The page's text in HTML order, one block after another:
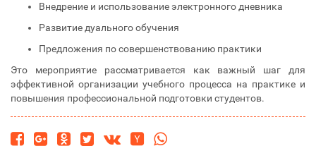
Внедрение и использование электронного дневника
Развитие дуального обучения
Предложения по совершенствованию практики
Это мероприятие рассматривается как важный шаг для
эффективной организации учебного процесса на практике и
повышения профессиональной подготовки студентов.